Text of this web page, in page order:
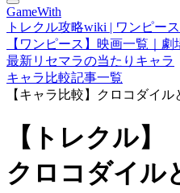
GameWith
トレクル攻略wiki | ワンピー
【ワンピース】映画一覧｜
最新リセマラの当たりキャラ
キャラ比較記事一覧
【キャラ比較】クロコダイ
【トレクル】
クロコダイル